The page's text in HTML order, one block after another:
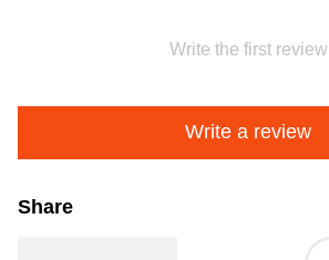
Write the first review
Write a review
Share